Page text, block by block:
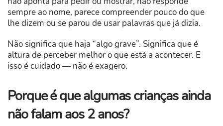
sempre ao nome, parece compreender pouco do que
lhe dizem ou se parou de usar palavras que já dizia.
Não significa que haja “algo grave”. Significa que é
altura de perceber melhor o que está a acontecer. E
isso é cuidado — não é exagero.
Porque é que algumas crianças ainda
não falam aos 2 anos?